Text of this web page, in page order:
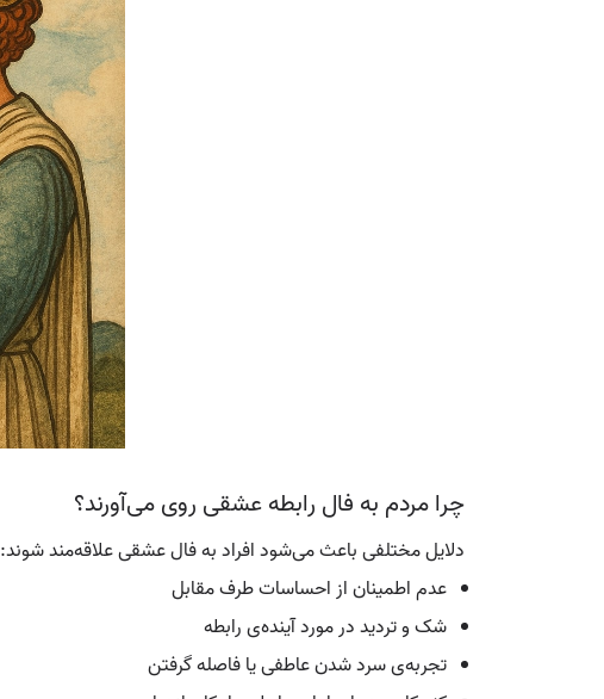
چرا مردم به فال رابطه عشقی روی می‌آورند؟
دلایل مختلفی باعث می‌شود افراد به فال عشقی علاقه‌مند شوند:
عدم اطمینان از احساسات طرف مقابل
شک و تردید در مورد آینده‌ی رابطه
تجربه‌ی سرد شدن عاطفی یا فاصله گرفتن